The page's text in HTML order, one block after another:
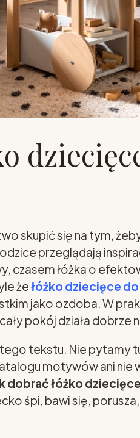
skupić się na tym,
przeglądają
czasem łóżka o
żełóżko dziecięce
jako ozdoba. W
pokój działa dobrze
tekstu. Nie pytamy
motywów ani
dobrać łóżko
śpi, bawi się,